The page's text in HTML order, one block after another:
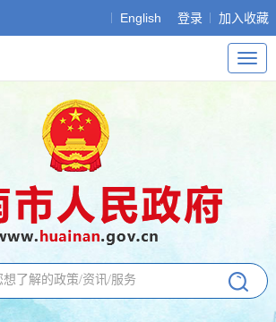
English 登录 加入收藏
导
航